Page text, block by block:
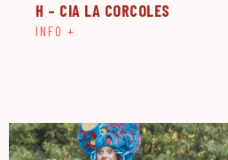
H – CIA LA CORCOLES
INFO +